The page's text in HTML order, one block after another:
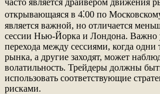
часто является драйвером движения
открывающаяся в 4⁚00 по
является важной, но отличается
сессии Нью-Йорка и Лондона. Важно
перехода между сессиями, когда одни
рынка, а другие заходят, может
волатильность. Трейдеры должны
использовать соответствующие
рисками.